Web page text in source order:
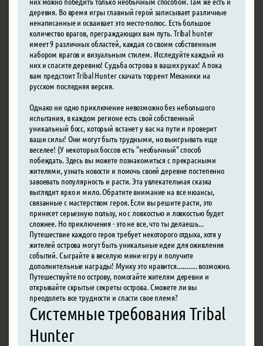
деревня. Во время игры главный герой записывает различные
ненаписанные и осваивает это место-полюс. Есть большое
количество врагов, преграждающих вам путь. Tribal hunter
имеет 9 различных областей, каждая со своим собственным
набором врагов и визуальным стилем. Исследуйте каждый из
них и спасите деревню! Судьба острова в ваших руках! А пока
вам предстоит Tribal Hunter скачать торрент Механики на
русском последняя версия.
Однако ни одно приключение невозможно без небольшого
испытания, в каждом регионе есть свой собственный
уникальный босс, который встанет у вас на пути и проверит
ваши силы! Они могут быть трудными, но выигрывать еще
веселее! (У некоторых боссов есть "необычный" способ
побеждать. Здесь вы можете познакомиться с прекрасными
жителями, узнать новости и помочь своей деревне постепенно
завоевать популярность и расти. Эта увлекательная сказка
выглядит ярко и мило. Обратите внимание на все нюансы,
связанные с мастерством героя. Если вы решите расти, это
принесет серьезную пользу, но с ловкостью и ловкостью будет
сложнее. Но приключения - это не все, что ты делаешь...
Путешествие каждого героя требует некоторого отдыха, хотя у
жителей острова могут быть уникальные идеи для оживления
событий. Сыграйте в веселую мини-игру и получите
дополнительные награды! Мунку это нравится............ возможно.
Путешествуйте по острову, помогайте жителям деревни и
открывайте скрытые секреты острова. Сможете ли вы
преодолеть все трудности и спасти свое племя?
Системные требования Tribal
Hunter